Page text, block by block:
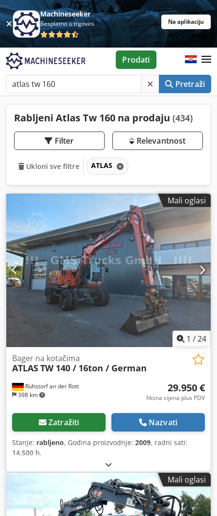
Machineseeker
Besplatno u trgovini Na aplikaciju
Pretraži
Prodati
Rabljeni Atlas Tw 160 na prodaju (434)
Filter Relevantnost
Ukloni sve filtre ATLAS
Mali oglasi
1 /24
Ruhstorf an der Rott
398 km
Bager na kotačima
ATLASTW 140 / 16ton / German
29.950 €
fiksna cijena plus PDV
Zatražiti Nazvati
Stanje: rabljeno, Godina proizvodnje: 2009, radni sati:
14.500 h,
Mali oglasi